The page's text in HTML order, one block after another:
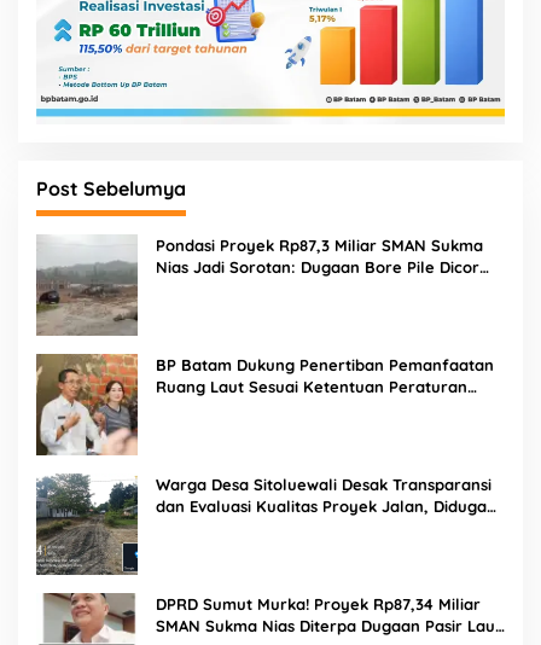
Post Sebelumya
Pondasi Proyek Rp87,3 Miliar SMAN Sukma
Nias Jadi Sorotan: Dugaan Bore Pile Dicor
BP Batam Dukung Penertiban Pemanfaatan
Ruang Laut Sesuai Ketentuan Peraturan
Warga Desa Sitoluewali Desak Transparansi
dan Evaluasi Kualitas Proyek Jalan, Diduga
DPRD Sumut Murka! Proyek Rp87,34 Miliar
SMAN Sukma Nias Diterpa Dugaan Pasir Laut